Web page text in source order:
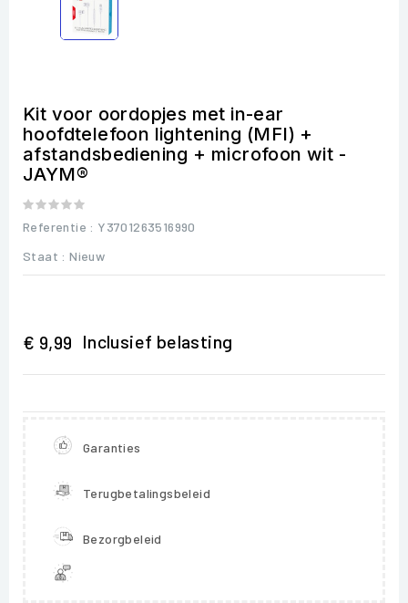
Kit voor oordopjes met in-ear
hoofdtelefoon lightening (MFI) +
afstandsbediening + microfoon wit -
JAYM®
Referentie : Y3701263516990
Staat : Nieuw
€ 9,99 Inclusief belasting
Garanties
Terugbetalingsbeleid
Bezorgbeleid